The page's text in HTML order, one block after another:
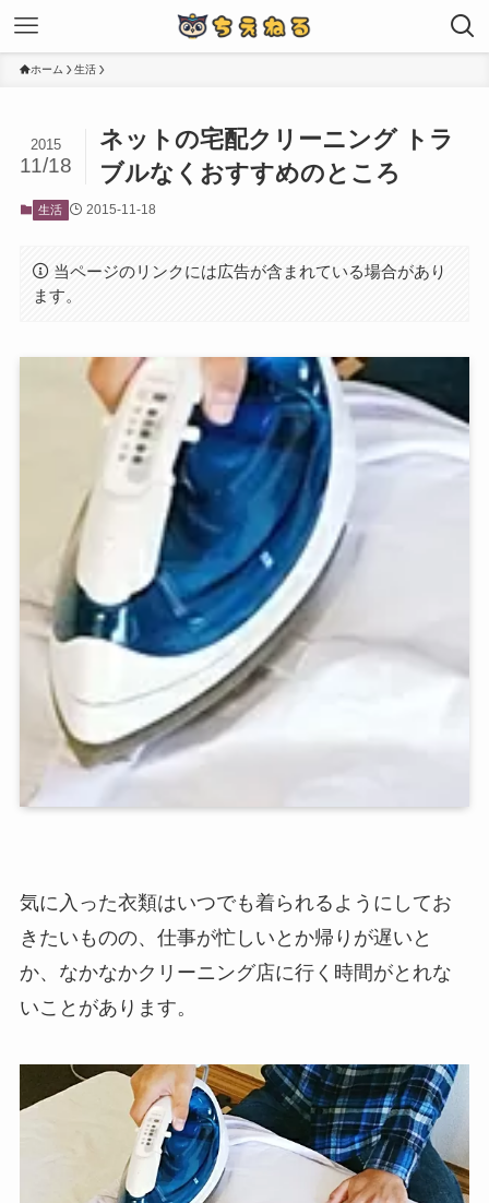
ホーム 生活
ネットの宅配クリーニング トラ
ブルなくおすすめのところ
2015
11/18
生活 2015-11-18
当ページのリンクには広告が含まれている場合があり
ます。
気に入った衣類はいつでも着られるようにしてお
きたいものの、仕事が忙しいとか帰りが遅いと
か、なかなかクリーニング店に行く時間がとれな
いことがあります。